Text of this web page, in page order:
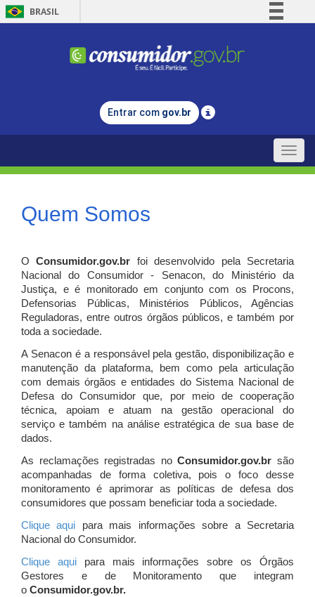
BRASIL
Comunica BR
Legislação
Entrar com gov.br
Toggle
Quem Somos
OConsumidor.gov.br
foi desenvolvido pela Secretaria
Nacional do Consumidor - Senacon, do Ministério da
Justiça, e é monitorado em conjunto com os Procons,
Defensorias Públicas, Ministérios Públicos, Agências
Reguladoras, entre outros órgãos públicos, e também por
toda a sociedade.
A Senacon é a responsável pela gestão, disponibilização e
manutenção da plataforma, bem como pela articulação
com demais órgãos e entidades do Sistema Nacional de
Defesa do Consumidor que, por meio de cooperação
técnica, apoiam e atuam na gestão operacional do
serviço e também na análise estratégica de sua base de
dados.
As reclamações registradas noConsumidor.gov.br são
acompanhadas de forma coletiva, pois o foco desse
monitoramento é aprimorar as políticas de defesa dos
consumidores que possam beneficiar toda a sociedade.
Clique aqui para mais informações sobre a Secretaria
Nacional do Consumidor.
Clique aquipara mais informações sobre os Órgãos
Gestores e de Monitoramento que integram
o Consumidor.gov.br.